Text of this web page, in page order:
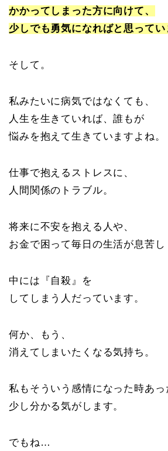
かかってしまった方に向けて、
少しでも勇気になればと思ってい
そして。
私みたいに病気ではなくても、
人生を生きていれば、誰もが
悩みを抱えて生きていますよね。
仕事で抱えるストレスに、
人間関係のトラブル。
将来に不安を抱える人や、
お金で困って毎日の生活が息苦
中には『自殺』を
してしまう人だっています。
何か、もう、
消えてしまいたくなる気持ち。
私もそういう感情になった時あっ
少し分かる気がします。
でもね…